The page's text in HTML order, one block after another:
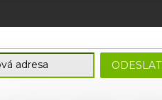
ODESLAT